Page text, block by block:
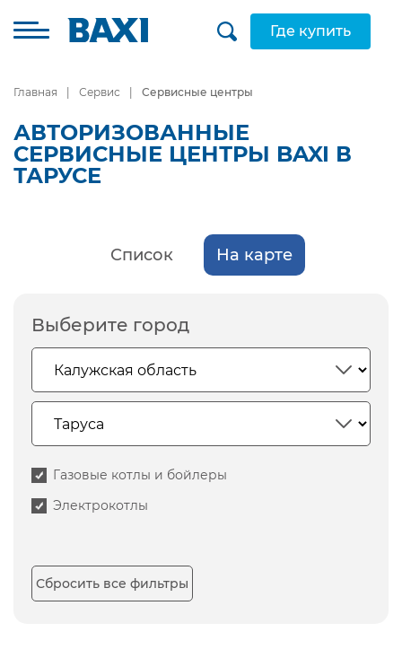
Где купить
Главная Сервис Сервисные центры
АВТОРИЗОВАННЫЕ
СЕРВИСНЫЕ ЦЕНТРЫ BAXI В
ТАРУСЕ
Список На карте
Выберите город
Газовые котлы и бойлеры
Электрокотлы
Сбросить все фильтры